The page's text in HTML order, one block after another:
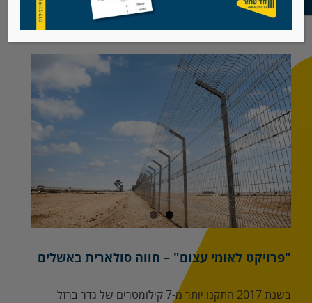
צפה
בתמונה
מוגדלת
"פרויקט לאומי עצום" – חווה סולארית באשלים
בשנת 2017 התקנו יותר מ-7 קילומטרים של גדר ברזל